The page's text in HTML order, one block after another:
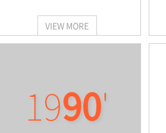
VIEW MORE
1990'